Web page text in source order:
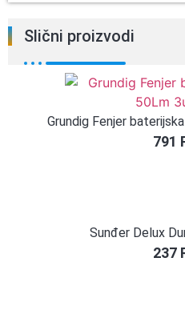
Slični proizvodi
Grundig Fenjer
791
Sunđer Delux
237